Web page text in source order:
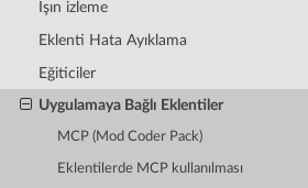
Işın izleme
Eklenti Hata Ayıklama
Eğiticiler
Uygulamaya Bağlı Eklentiler
MCP (Mod Coder Pack)
Eklentilerde MCP kullanılması